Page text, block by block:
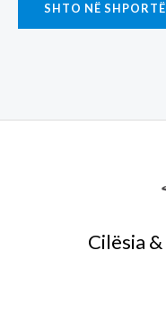
SHTO NË SHPORTË
Cilësia